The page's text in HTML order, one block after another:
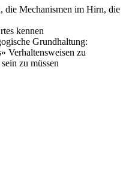
die Mechanismen im Hirn, die
kennen
Grundhaltung:
Verhaltensweisen zu
zu müssen